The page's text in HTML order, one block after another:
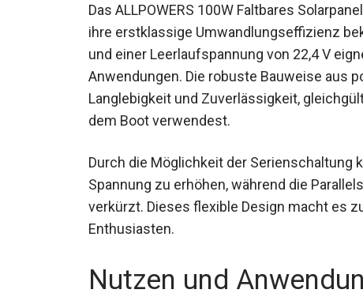
Das ALLPOWERS 100W Faltbares
ihre erstklassige Umwandlungseffizienz
und einer Leerlaufspannung von 22,4 V
Anwendungen. Die robuste Bauweise aus
Langlebigkeit und Zuverlässigkeit,
dem Boot verwendest.
Durch die Möglichkeit der Serienschaltung
Spannung zu erhöhen, während die
verkürzt. Dieses flexible Design macht es
Enthusiasten.
Nutzen und